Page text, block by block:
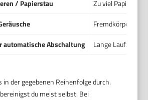
/ Papierstau
Zu viel Papier,
Fremdkörper im
automatische Abschaltung
Lange
in der gegebenen Reihenfolge durch.
du meist selbst. Bei